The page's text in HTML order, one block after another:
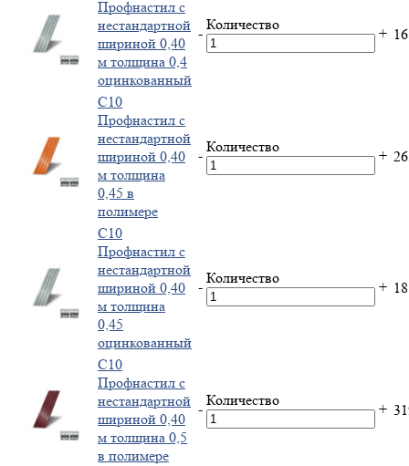
Профнастил с
нестандартной
шириной 0,40
м толщина 0,4
оцинкованный
-
Количество
+
С10
Профнастил с
нестандартной
шириной 0,40
м толщина
0,45 в
полимере
-
Количество
+
С10
Профнастил с
нестандартной
шириной 0,40
м толщина
0,45
оцинкованный
-
Количество
+
С10
Профнастил с
нестандартной
шириной 0,40
м толщина 0,5
в полимере
-
Количество
+